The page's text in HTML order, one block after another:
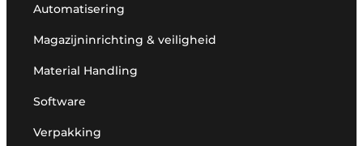
Automatisering
Magazijninrichting & veiligheid
Material Handling
Software
Verpakking